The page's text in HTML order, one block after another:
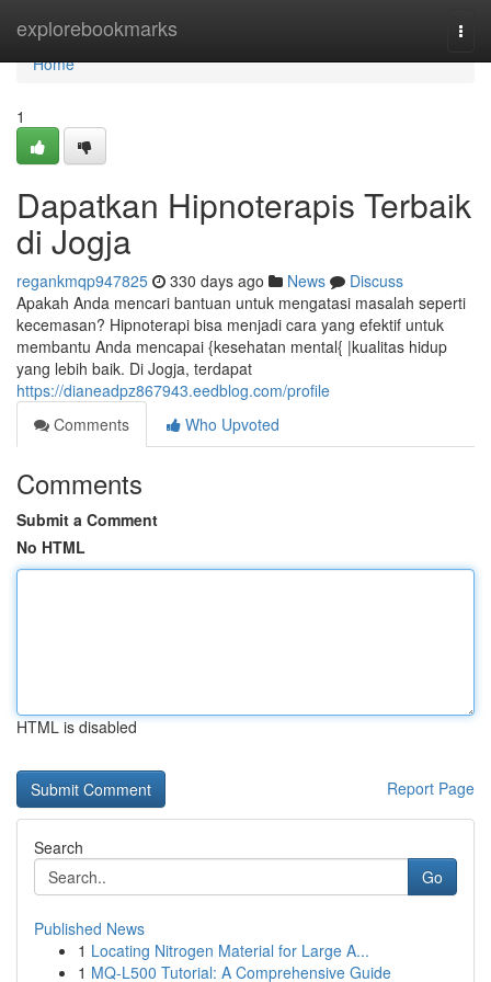
explorebookmarks
Home
Home
1
Dapatkan Hipnoterapis Terbaik
di Jogja
regankmqp947825 330 days ago News
Discuss
Apakah Anda mencari bantuan untuk mengatasi masalah seperti
kecemasan? Hipnoterapi bisa menjadi cara yang efektif untuk
membantu Anda mencapai {kesehatan mental{ |kualitas hidup
yang lebih baik. Di Jogja, terdapat
https://dianeadpz867943.eedblog.com/profile
Comments
Who Upvoted
Comments
Submit a Comment
No HTML
HTML is disabled
Report Page
Search
Go
Published News
1 Locating Nitrogen Material for Large A...
1 MQ-L500 Tutorial: A Comprehensive Guide